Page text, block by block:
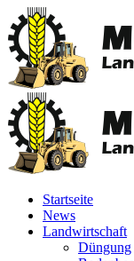
Startseite
News
Landwirtschaft
Düngung